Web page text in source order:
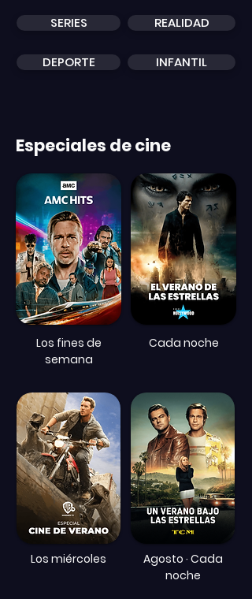
SERIES REALIDAD
DEPORTE INFANTIL
Especiales de cine
Los fines de
semana
Cada noche
Los miércoles
Agosto · Cada
noche